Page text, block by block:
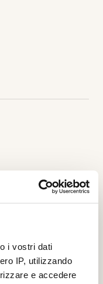
i vostri dati
IP, utilizzando
e accedere
ombre e